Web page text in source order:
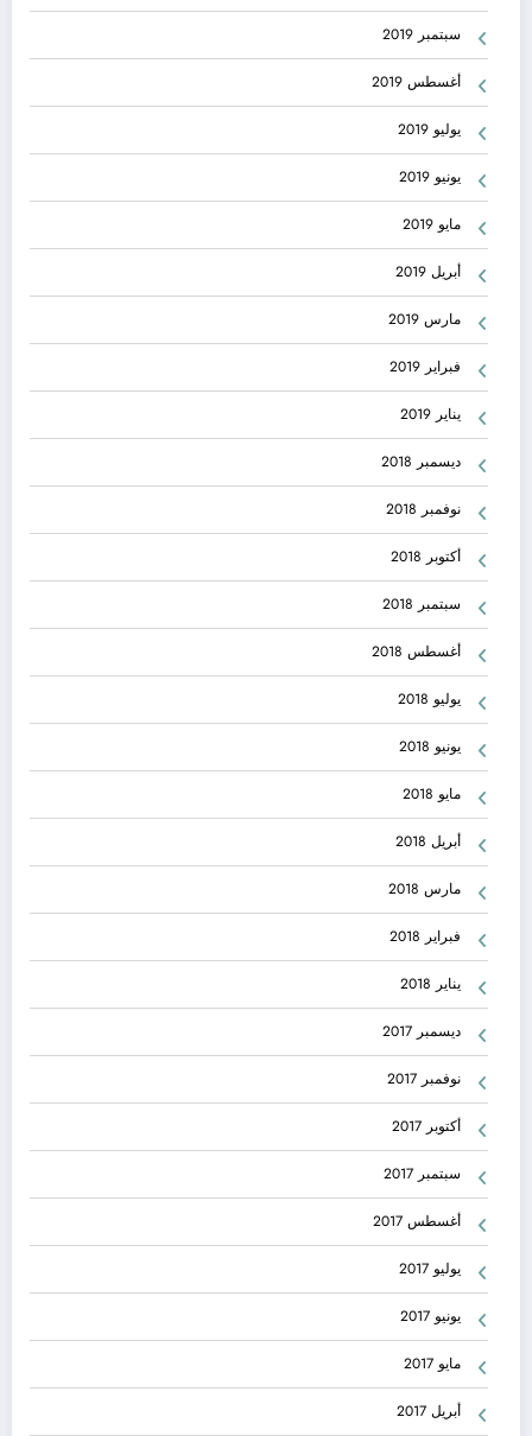
سبتمبر 2019
أغسطس 2019
يوليو 2019
يونيو 2019
مايو 2019
أبريل 2019
مارس 2019
فبراير 2019
يناير 2019
ديسمبر 2018
نوفمبر 2018
أكتوبر 2018
سبتمبر 2018
أغسطس 2018
يوليو 2018
يونيو 2018
مايو 2018
أبريل 2018
مارس 2018
فبراير 2018
يناير 2018
ديسمبر 2017
نوفمبر 2017
أكتوبر 2017
سبتمبر 2017
أغسطس 2017
يوليو 2017
يونيو 2017
مايو 2017
أبريل 2017